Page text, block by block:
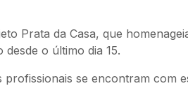
Prata da Casa, que
o último dia 15.
profissionais se encontram com